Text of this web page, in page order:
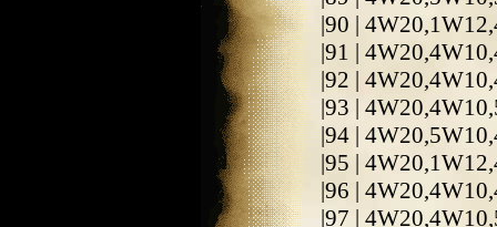
|90 |
|91 |
|92 |
|93 |
|94 |
|95 |
|96 |
|97 |